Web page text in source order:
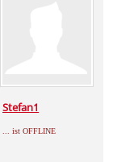
Stefan1
... ist OFFLINE